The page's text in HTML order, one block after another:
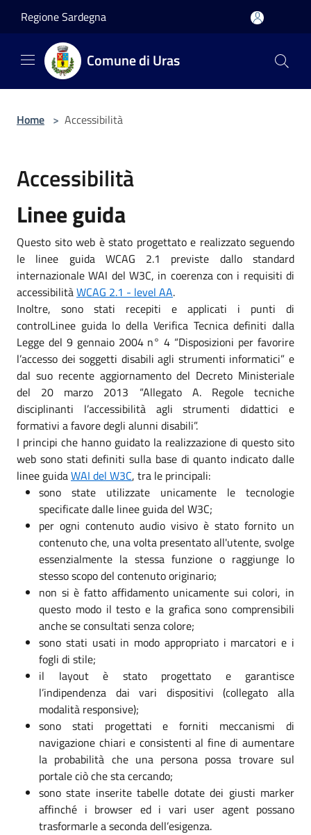
Regione Sardegna
Comune di Uras
Home > Accessibilità
Accessibilità
Linee guida
Questo sito web è stato progettato e realizzato seguendo
le linee guida WCAG 2.1 previste dallo standard
internazionale WAI del W3C, in coerenza con i requisiti di
accessibilitàWCAG 2.1 - level AA.
Inoltre, sono stati recepiti e applicati i punti di
controlLinee guida lo della Verifica Tecnica definiti dalla
Legge del 9 gennaio 2004 n° 4 “Disposizioni per favorire
l’accesso dei soggetti disabili agli strumenti informatici” e
dal suo recente aggiornamento del Decreto Ministeriale
del 20 marzo 2013 “Allegato A. Regole tecniche
disciplinanti l’accessibilità agli strumenti didattici e
formativi a favore degli alunni disabili”.
I principi che hanno guidato la realizzazione di questo sito
web sono stati definiti sulla base di quanto indicato dalle
linee guidaWAI del W3C, tra le principali:
sono state utilizzate unicamente le tecnologie
specificate dalle linee guida del W3C;
per ogni contenuto audio visivo è stato fornito un
contenuto che, una volta presentato all'utente, svolge
essenzialmente la stessa funzione o raggiunge lo
stesso scopo del contenuto originario;
non si è fatto affidamento unicamente sui colori, in
questo modo il testo e la grafica sono comprensibili
anche se consultati senza colore;
sono stati usati in modo appropriato i marcatori e i
fogli di stile;
il layout è stato progettato e garantisce
l’indipendenza dai vari dispositivi (collegato alla
modalità responsive);
sono stati progettati e forniti meccanismi di
navigazione chiari e consistenti al fine di aumentare
la probabilità che una persona possa trovare sul
portale ciò che sta cercando;
sono state inserite tabelle dotate dei giusti marker
affinché i browser ed i vari user agent possano
trasformarle a seconda dell’esigenza.